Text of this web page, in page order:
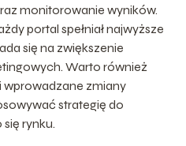
monitorowanie wyników.
portal spełniał najwyższe
się na zwiększenie
Warto również
wprowadzane zmiany
strategię do
rynku.